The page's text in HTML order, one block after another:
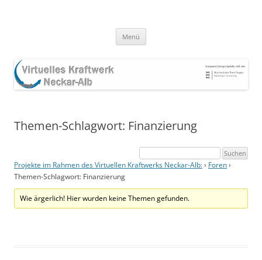
Menü
Themen-Schlagwort: Finanzierung
Projekte im Rahmen des Virtuellen Kraftwerks Neckar-Alb:› Foren›
Themen-Schlagwort: Finanzierung
Wie ärgerlich! Hier wurden keine Themen gefunden.